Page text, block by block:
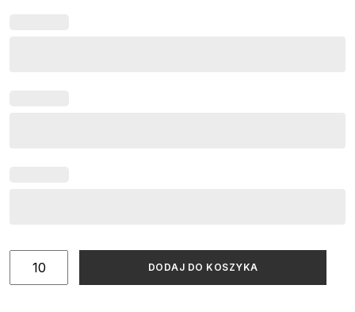
ilość
DODAJ DO KOSZYKA